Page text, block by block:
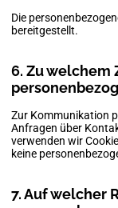
Die
bereitgestellt.
6. Zu welchem
Zur Kommunikation
Anfragen über
verwenden wir
keine
7. Auf welcher